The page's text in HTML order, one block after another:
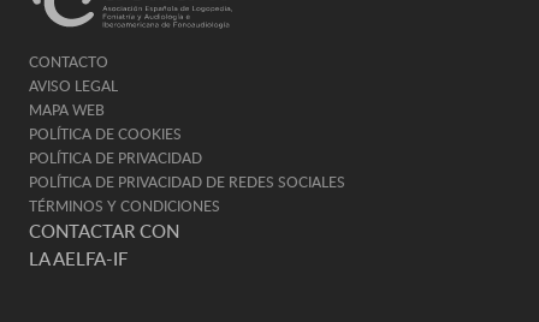
CONTACTO
AVISO LEGAL
MAPA WEB
POLÍTICA DE COOKIES
POLÍTICA DE PRIVACIDAD
POLÍTICA DE PRIVACIDAD DE REDES SOCIALES
TÉRMINOS Y CONDICIONES
CONTACTAR CON
LA AELFA-IF